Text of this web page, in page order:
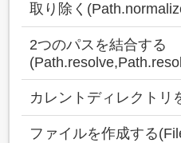
取り除く
2つのパスを結合する
カレントディレクトリ
ファイルを作成する